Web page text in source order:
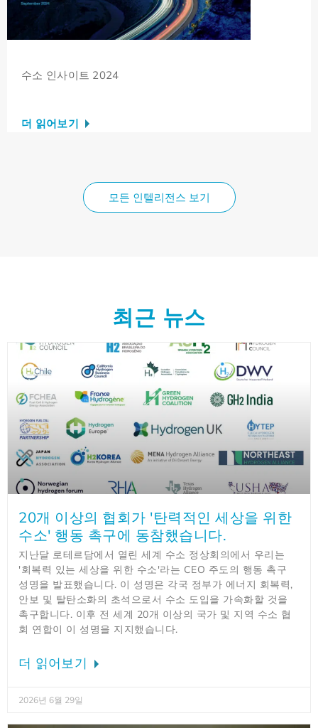
수소 인사이트 2024
더 읽어보기
모든 인텔리전스 보기
최근 뉴스
20개 이상의 협회가 '탄력적인 세상을 위한
수소' 행동 촉구에 동참했습니다.
지난달 로테르담에서 열린 세계 수소 정상회의에서 우리는
'회복력 있는 세상을 위한 수소'라는 CEO 주도의 행동 촉구
성명을 발표했습니다. 이 성명은 각국 정부가 에너지 회복력,
안보 및 탈탄소화의 초석으로서 수소 도입을 가속화할 것을
촉구합니다. 이후 전 세계 20개 이상의 국가 및 지역 수소 협
회 연합이 이 성명을 지지했습니다.
더 읽어보기
2026년 6월 29일